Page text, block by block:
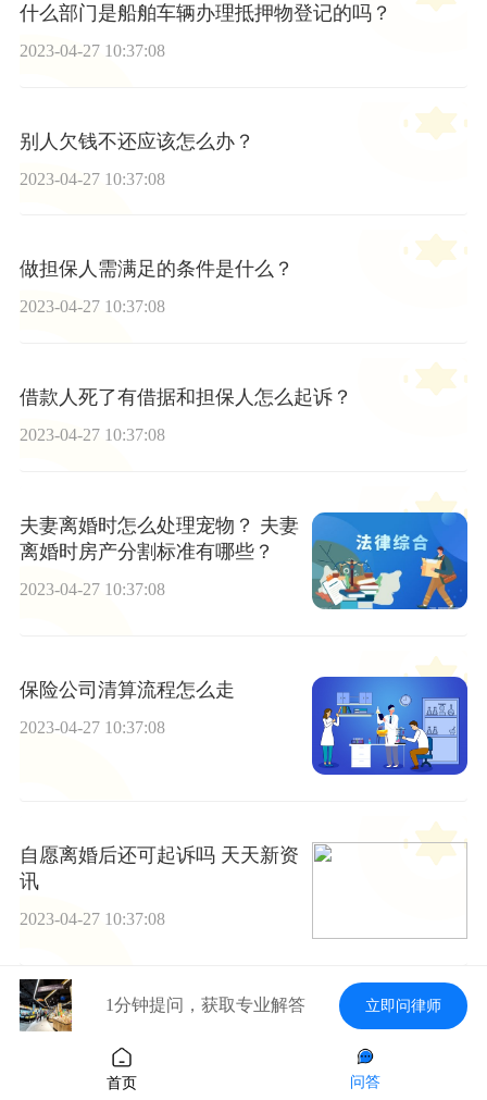
什么部门是船舶车辆办理抵押物登记的吗？
2023-04-27 10:37:08
别人欠钱不还应该怎么办？
2023-04-27 10:37:08
做担保人需满足的条件是什么？
2023-04-27 10:37:08
借款人死了有借据和担保人怎么起诉？
2023-04-27 10:37:08
夫妻离婚时怎么处理宠物？ 夫妻
离婚时房产分割标准有哪些？
2023-04-27 10:37:08
保险公司清算流程怎么走
2023-04-27 10:37:08
自愿离婚后还可起诉吗 天天新资
讯
2023-04-27 10:37:08
天天通讯！为支付赔偿金而贷的
款或借的钱是否属于夫妻共同债
2023-04-27 10:37:08
1分钟提问，获取专业解答 立即问律师
首页 问答